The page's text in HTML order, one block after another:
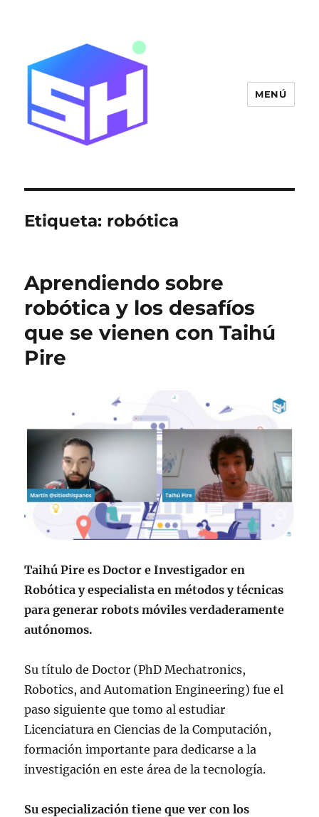
MENÚ
Etiqueta: robótica
Aprendiendo sobre
robótica y los desafíos
que se vienen con Taihú
Pire
Taihú Pire es Doctor e Investigador en
Robótica y especialista en métodos y técnicas
para generar robots móviles verdaderamente
autónomos.
Su título de Doctor (PhD Mechatronics,
Robotics, and Automation Engineering) fue el
paso siguiente que tomo al estudiar
Licenciatura en Ciencias de la Computación,
formación importante para dedicarse a la
investigación en este área de la tecnología.
Su especialización tiene que ver con los